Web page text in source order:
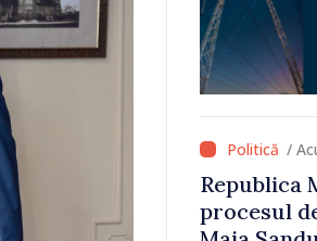
Sancțiuni
delegației
Moldova.
că oameni
/
Republica
procesul